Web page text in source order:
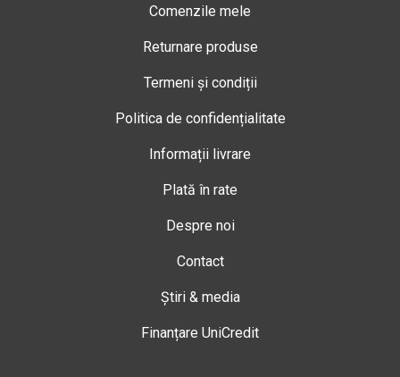
Comenzile mele
Returnare produse
Termeni și condiții
Politica de confidențialitate
Informații livrare
Plată în rate
Despre noi
Contact
Știri & media
Finanțare UniCredit